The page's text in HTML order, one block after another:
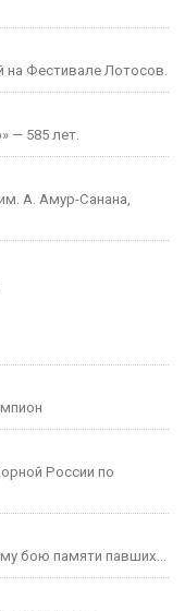
стран мира в...
к 35-летию...
работу на
форума
Калмыкии.
палата